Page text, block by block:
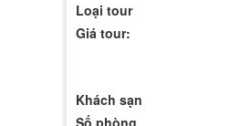
Loại tour
Giá tour:
Khách sạn
Số phòng